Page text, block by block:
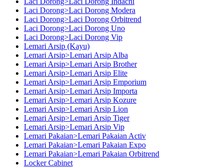
Laci Dorong>Laci Dorong Modera
Laci Dorong>Laci Dorong Orbitrend
Laci Dorong>Laci Dorong Uno
Laci Dorong>Laci Dorong Vip
Lemari Arsip (Kayu)
Lemari Arsip>Lemari Arsip Alba
Lemari Arsip>Lemari Arsip Brother
Lemari Arsip>Lemari Arsip Elite
Lemari Arsip>Lemari Arsip Emporium
Lemari Arsip>Lemari Arsip Importa
Lemari Arsip>Lemari Arsip Kozure
Lemari Arsip>Lemari Arsip Lion
Lemari Arsip>Lemari Arsip Tiger
Lemari Arsip>Lemari Arsip Vip
Lemari Pakaian>Lemari Pakaian Activ
Lemari Pakaian>Lemari Pakaian Expo
Lemari Pakaian>Lemari Pakaian Orbitrend
Locker Cabinet